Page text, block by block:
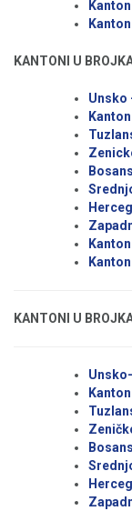
KANTONI U
Unsko
KANTONI U